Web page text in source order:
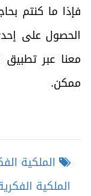
فإذا ما كنتم
الحصول على
معنا عبر تطبيق
الملكية
الملكية